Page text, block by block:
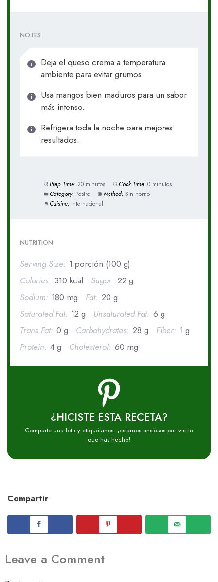
NOTES
Deja el queso crema a temperatura
ambiente para evitar grumos.
Usa mangos bien maduros para un sabor
más intenso.
Refrigera toda la noche para mejores
resultados.
Prep Time: 20 minutos Cook Time: 0 minutos
Category: Postre Method: Sin horno
Cuisine: Internacional
NUTRITION
Serving Size: 1 porción (100 g)
Calories: 310 kcal Sugar: 22 g
Sodium: 180 mg Fat: 20 g
Saturated Fat: 12 g Unsaturated Fat: 6 g
Trans Fat: 0 g Carbohydrates: 28 g Fiber: 1 g
Protein: 4 g Cholesterol: 60 mg
¿HICISTE ESTA RECETA?
Comparte una foto y etiquétanos: ¡estamos ansiosos por ver lo
que has hecho!
Compartir
Leave a Comment